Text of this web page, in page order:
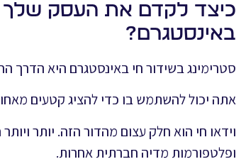
כיצד לקדם את העסק שלך
באינסטגרם?
סטרימינג בשידור חי באינסטגרם היא
אתה יכול להשתמש בו כדי להציג קטעים
וידאו חי הוא חלק עצום מהדור הזה. יותר
ופלטפורמות מדיה חברתית אחרות.